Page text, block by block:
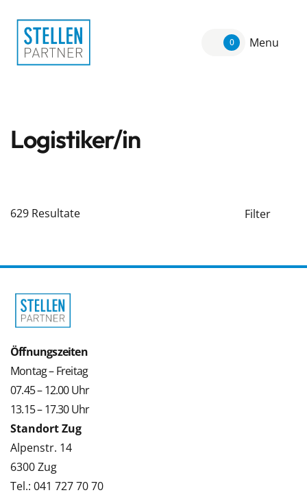
0 Menu
Logistiker/in
629 Resultate Filter
Öffnungszeiten
Montag – Freitag
07.45 – 12.00 Uhr
13.15 – 17.30 Uhr
Standort Zug
Alpenstr. 14
6300 Zug
Tel.: 041 727 70 70